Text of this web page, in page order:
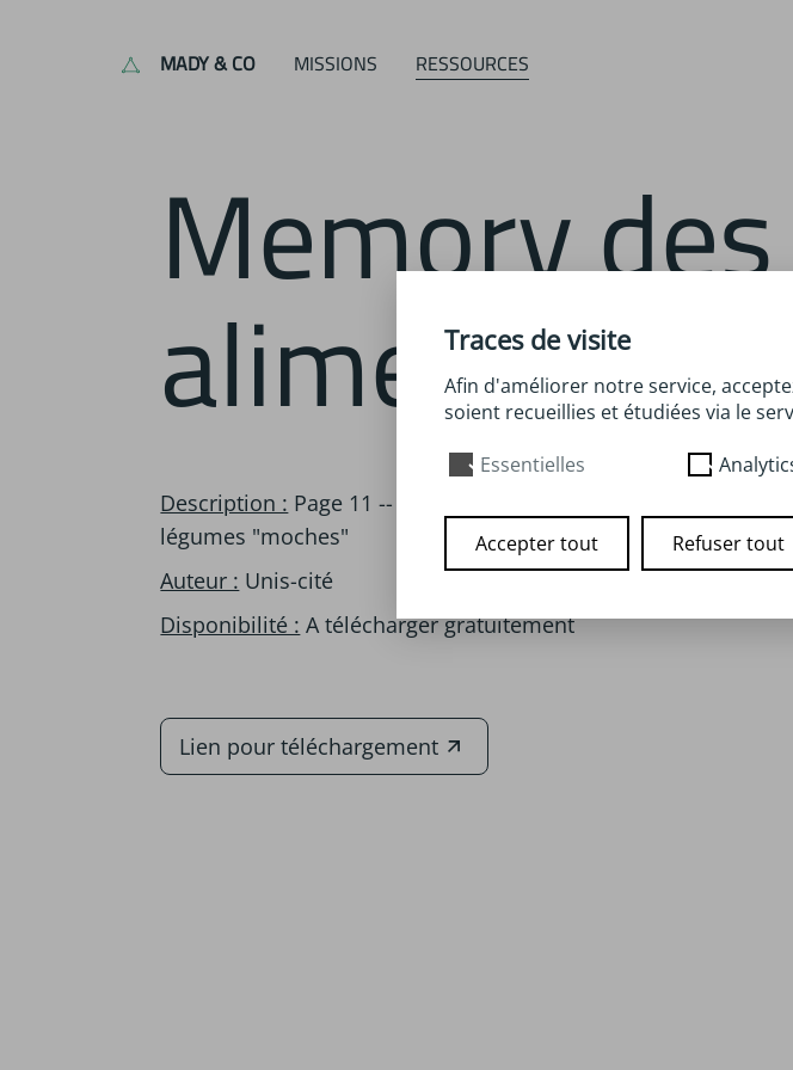
MADY & CO MISSIONS RESSOURCES
Memory des
aliments
Description : Page 11 -- Jeu de mémory entre des légumes et
légumes "moches"
Auteur : Unis-cité
Disponibilité : A télécharger gratuitement
Lien pour téléchargement
Traces de visite
Afin d'améliorer notre service,
soient recueillies et étudiées via le
Essentielles
Accepter tout Refuser tout